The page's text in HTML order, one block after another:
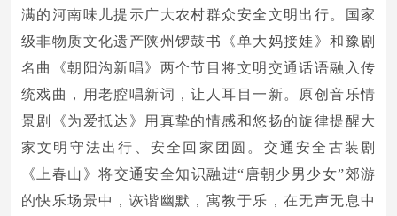
满的河南味儿提示广大农村群众安全文明出行。国家
级非物质文化遗产陕州锣鼓书《单大妈接娃》和豫剧
名曲《朝阳沟新唱》两个节目将文明交通话语融入传
统戏曲，用老腔唱新词，让人耳目一新。原创音乐情
景剧《为爱抵达》用真挚的情感和悠扬的旋律提醒大
家文明守法出行、安全回家团圆。交通安全古装剧
《上春山》将交通安全知识融进“唐朝少男少女”郊游
的快乐场景中，诙谐幽默，寓教于乐，在无声无息中